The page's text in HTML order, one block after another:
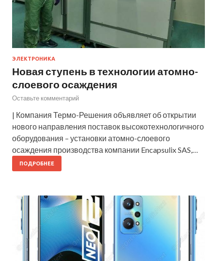
ЭЛЕКТРОНИКА
Новая ступень в технологии атомно-
слоевого осаждения
Оставьте комментарий
| Компания Термо-Решения объявляет об открытии
нового направления поставок высокотехнологичного
оборудования – установки атомно-слоевого
осаждения производства компании Encapsulix SAS,…
ПОДРОБНЕЕ